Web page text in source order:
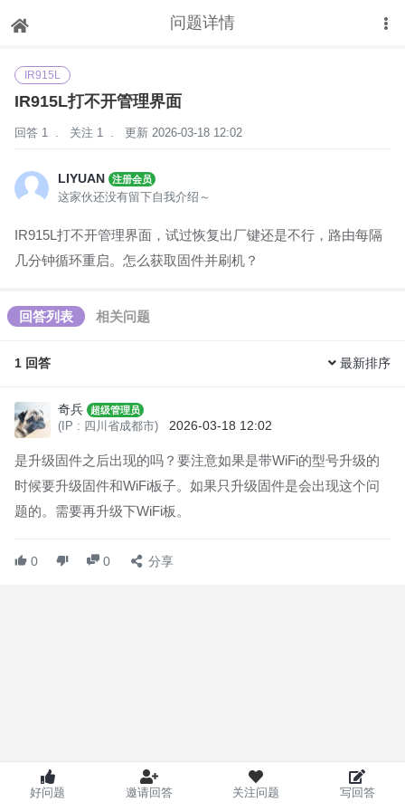
问题详情
下拉刷新
IR915L
IR915L打不开管理界面
回答 1 . 关注 1 . 更新 2026-03-18 12:02
LIYUAN 注册会员
这家伙还没有留下自我介绍～
IR915L打不开管理界面，试过恢复出厂键还是不行，路由每隔
几分钟循环重启。怎么获取固件并刷机？
回答列表 相关问题
1 回答 最新排序
奇兵 超级管理员
(IP : 四川省成都市) 2026-03-18 12:02
是升级固件之后出现的吗？要注意如果是带WiFi的型号升级的
时候要升级固件和WiFi板子。如果只升级固件是会出现这个问
题的。需要再升级下WiFi板。
0 0 分享
好问题 邀请回答 关注问题 写回答